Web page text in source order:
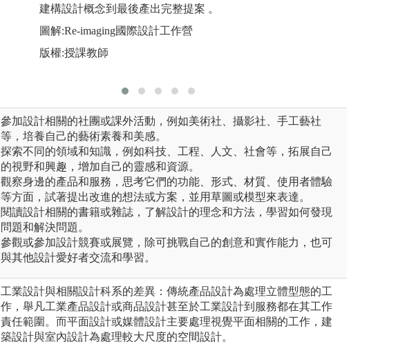
建構設計概念到最後產出完整提案 。
圖解:Re-imaging國際設計工作營
版權:授課教師
參加設計相關的社團或課外活動，例如美術社、攝影社、手工藝社
等，培養自己的藝術素養和美感。
探索不同的領域和知識，例如科技、工程、人文、社會等，拓展自己
的視野和興趣，增加自己的靈感和資源。
觀察身邊的產品和服務，思考它們的功能、形式、材質、使用者體驗
等方面，試著提出改進的想法或方案，並用草圖或模型來表達。
閱讀設計相關的書籍或雜誌，了解設計的理念和方法，學習如何發現
問題和解決問題。
參觀或參加設計競賽或展覽，除可挑戰自己的創意和實作能力，也可
與其他設計愛好者交流和學習。
工業設計與相關設計科系的差異：傳統產品設計為處理立體型態的工
作，舉凡工業產品設計或商品設計甚至於工業設計到服務都在其工作
責任範圍。而平面設計或媒體設計主要處理視覺平面相關的工作，建
築設計與室內設計為處理較大尺度的空間設計。